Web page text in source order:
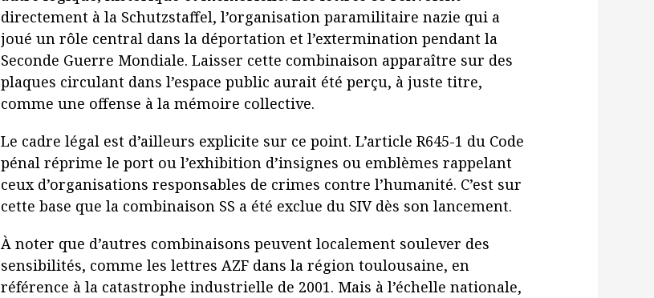
directement à la Schutzstaffel, l’organisation paramilitaire nazie qui a
joué un rôle central dans la déportation et l’extermination pendant la
Seconde Guerre Mondiale. Laisser cette combinaison apparaître sur des
plaques circulant dans l’espace public aurait été perçu, à juste titre,
comme une offense à la mémoire collective.
Le cadre légal est d’ailleurs explicite sur ce point. L’article R645-1 du Code
pénal réprime le port ou l’exhibition d’insignes ou emblèmes rappelant
ceux d’organisations responsables de crimes contre l’humanité. C’est sur
cette base que la combinaison SS a été exclue du SIV dès son lancement.
À noter que d’autres combinaisons peuvent localement soulever des
sensibilités, comme les lettres AZF dans la région toulousaine, en
référence à la catastrophe industrielle de 2001. Mais à l’échelle nationale,